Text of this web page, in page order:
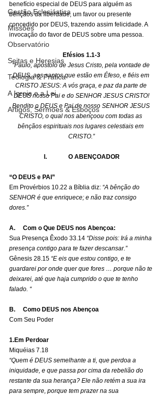
Gestão Eclesiástica
Missões
Observatório
Seitas e Heresias
Teologia & Prática
A Igreja e a Lei
Artigos, Sermões & Esboços
benefício especial de DEUS para alguém as
bênçãos da liberdade, um favor ou presente
concedido por DEUS, trazendo assim felicidade. A
invocação do favor de DEUS sobre uma pessoa.
Efésios 1.1-3
“Paulo, apóstolo de Jesus Cristo, pela vontade de
DEUS, aos santos que estão em Éfeso, e fiéis em
CRISTO JESUS: A vós graça, e paz da parte de
DEUS nosso Pai e do SENHOR JESUS CRISTO!
Bendito o DEUS e Pai de nosso SENHOR JESUS
CRISTO, o qual nos abençoou com todas as
bênçãos espirituais nos lugares celestiais em
CRISTO.”
I.              O ABENÇOADOR
“O DEUS e PAI”
Em Provérbios 10.22 a Bíblia diz: “A bênção do
SENHOR é que enriquece; e não traz consigo
dores.”
A.     Com o Que DEUS nos Abençoa:
Sua Presença Êxodo 33.14 “Disse pois: Irá a minha
presença contigo para te fazer descansar.”
Gênesis 28.15 “E eis que estou contigo, e te
guardarei por onde quer que fores … porque não te
deixarei, até que haja cumprido o que te tenho
falado. “
B.     Como DEUS nos Abençoa
Com Seu Poder
1.Em Perdoar
Miquéias 7.18
“Quem é DEUS semelhante a ti, que perdoa a
iniquidade, e que passa por cima da rebelião do
restante da sua herança? Ele não retém a sua ira
para sempre, porque tem prazer na sua